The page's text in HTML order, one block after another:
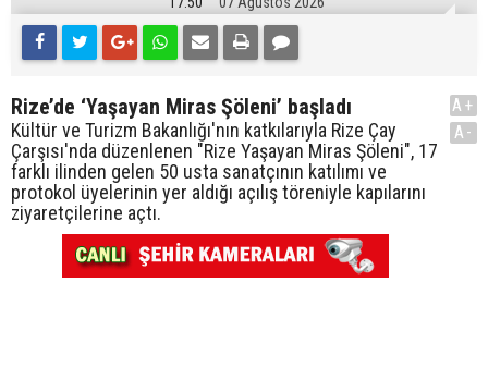
Rize’de ‘Yaşayan Miras Şöleni’ başladı
Kültür ve Turizm Bakanlığı'nın katkılarıyla Rize Çay
Çarşısı'nda düzenlenen "Rize Yaşayan Miras Şöleni", 17
farklı ilinden gelen 50 usta sanatçının katılımı ve
protokol üyelerinin yer aldığı açılış töreniyle kapılarını
ziyaretçilerine açtı.
A+
A-